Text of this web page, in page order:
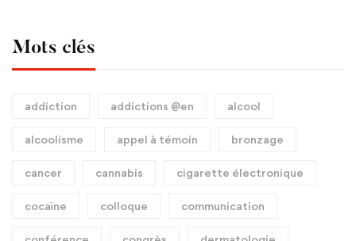
Mots clés
addiction addictions @en alcool
alcoolisme appel à témoin bronzage
cancer cannabis cigarette électronique
cocaïne colloque communication